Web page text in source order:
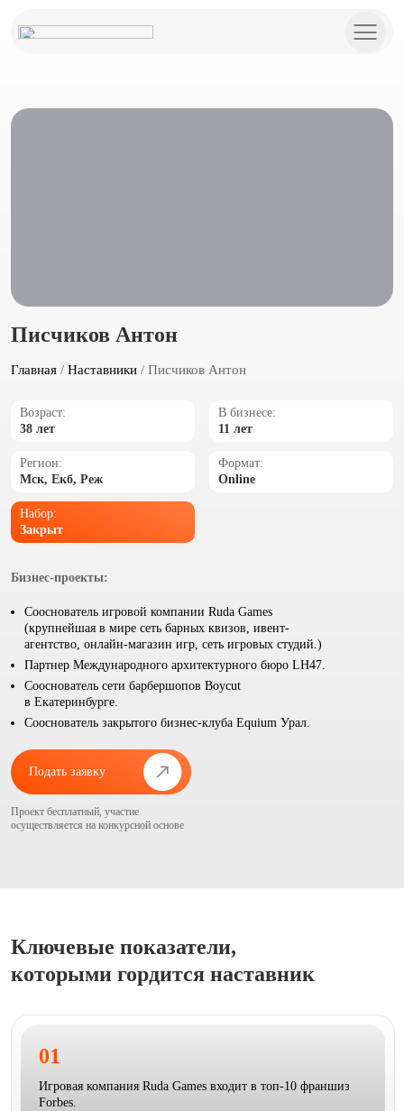
Писчиков Антон
Главная / Наставники / Писчиков Антон
Возраст:
38 лет
В бизнесе:
11 лет
Регион:
Мск, Екб, Реж
Формат:
Online
Набор:
Закрыт
Бизнес-проекты:
Сооснователь игровой компании Ruda Games
(крупнейшая в мире сеть барных квизов, ивент-
агентство, онлайн-магазин игр, сеть игровых студий.)
Партнер Международного архитектурного бюро LH47.
Сооснователь сети барбершопов Boycut
в Екатеринбурге.
Сооснователь закрытого бизнес-клуба Equium Урал.
Подать заявку
Проект бесплатный, участие
осуществляется на конкурсной основе
Ключевые показатели,
которыми гордится наставник
01
Игровая компания Ruda Games входит в топ-10 франшиз
Forbes.